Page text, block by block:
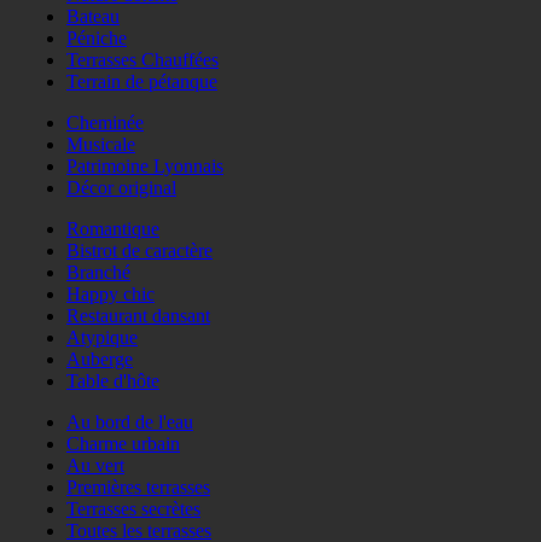
Bateau
Péniche
Terrasses Chauffées
Terrain de pétanque
Cheminée
Musicale
Patrimoine Lyonnais
Décor original
Romantique
Bistrot de caractère
Branché
Happy chic
Restaurant dansant
Atypique
Auberge
Table d'hôte
Au bord de l'eau
Charme urbain
Au vert
Premières terrasses
Terrasses secrètes
Toutes les terrasses